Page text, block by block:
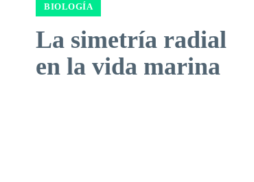
BIOLOGÍA
La simetría radial
en la vida marina